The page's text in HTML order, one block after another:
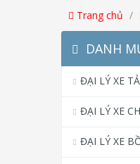
Trang chủ
DANH
ĐẠI LÝ XE
ĐẠI LÝ XE
ĐẠI LÝ XE